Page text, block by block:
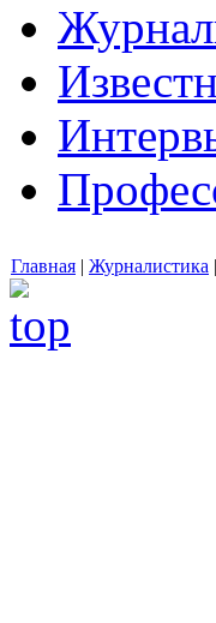
Главная | Журналистика |